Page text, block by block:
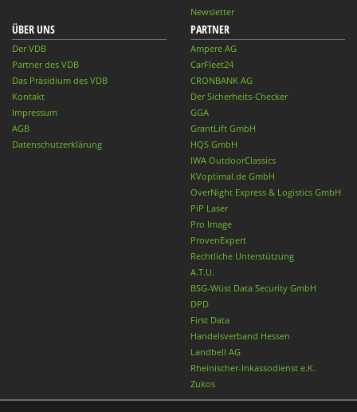
Newsletter
ÜBER UNS
Der VDB
Partner des VDB
Das Präsidium des VDB
Kontakt
Impressum
AGB
Datenschutzerklärung
PARTNER
Ampere AG
CarFleet24
CRONBANK AG
Der Sicherheits-Checker
GGA
GrantLift GmbH
HQS GmbH
IWA OutdoorClassics
KVoptimal.de GmbH
OverNight Express & Logistics GmbH
PiP Laser
Pro Image
ProvenExpert
Rechtliche Unterstützung
A.T.U.
BSG-Wüst Data Security GmbH
DPD
First Data
Handelsverband Hessen
Landbell AG
Rheinischer-Inkassodienst e.K.
Zukos